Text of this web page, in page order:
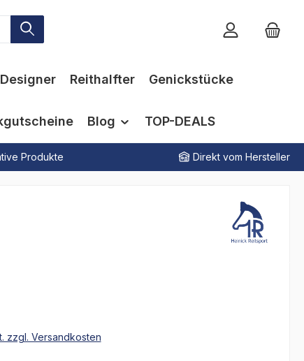
Reithalfter Genickstücke
Blog TOP-DEALS
Produkte Direkt vom Hersteller
zzgl. Versandkosten